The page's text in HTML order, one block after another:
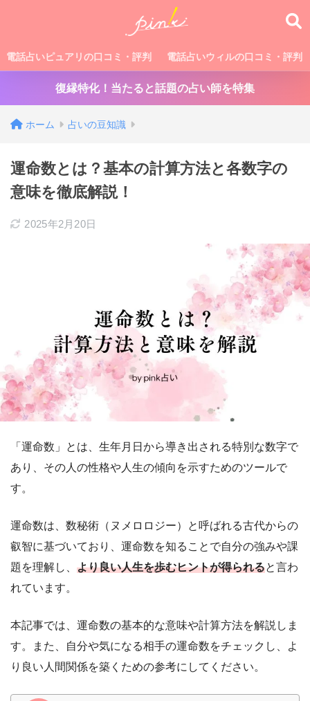
電話占いピュアリの口コミ・評判 電話占いウィルの口コミ・評判
復縁特化！当たると話題の占い師を特集
ホーム 占いの豆知識
運命数とは？基本の計算方法と各数字の
意味を徹底解説！
2025年2月20日
「運命数」とは、生年月日から導き出される特別な数字で
あり、その人の性格や人生の傾向を示すためのツールで
す。
運命数は、数秘術（ヌメロロジー）と呼ばれる古代からの
叡智に基づいており、運命数を知ることで自分の強みや課
題を理解し、 より良い人生を歩むヒントが得られると言わ
れています。
本記事では、運命数の基本的な意味や計算方法を解説しま
す。また、自分や気になる相手の運命数をチェックし、よ
り良い人間関係を築くための参考にしてください。